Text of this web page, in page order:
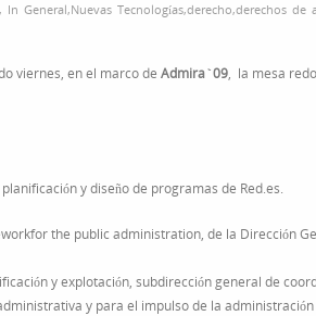
, In General,Nuevas Tecnologías,derecho,derechos de
viernes, en el marco de Admira`09, la mesa
y diseño de programas de Red.es.
the public administration, de la Dirección
y explotación, subdirección general de
y para el impulso de la